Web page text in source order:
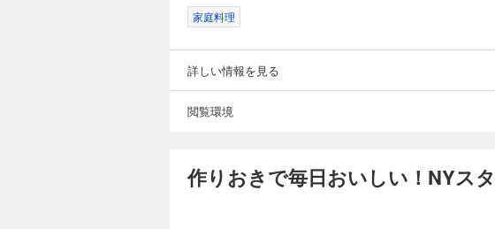
家庭料理
詳しい情報を見る
閲覧環境
作りおきで毎日おいしい！NYス